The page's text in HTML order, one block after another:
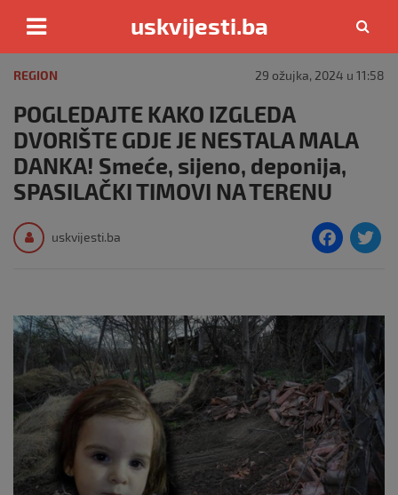
content
uskvijesti.ba
REGION 29 ožujka, 2024 u 11:58
POGLEDAJTE KAKO IZGLEDA
DVORIŠTE GDJE JE NESTALA MALA
DANKA! Smeće, sijeno, deponija,
SPASILAČKI TIMOVI NA TERENU
uskvijesti.ba
F
e
b
o
o
k